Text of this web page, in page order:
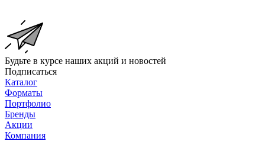
Будьте в курсе наших акций и новостей
Подписаться
Каталог
Форматы
Портфолио
Бренды
Акции
Компания